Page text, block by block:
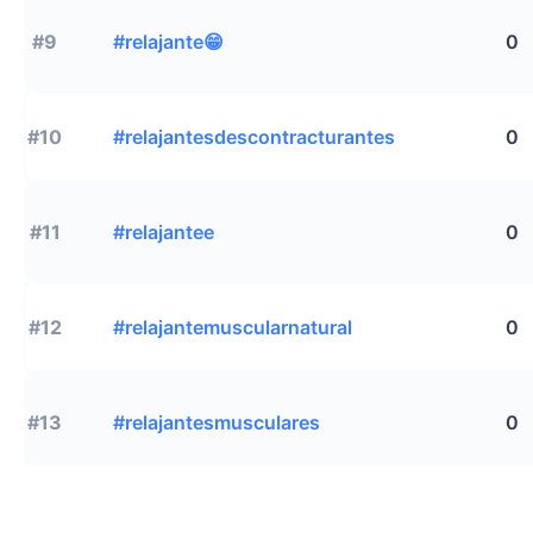
#9 #relajante😁 0
#10 #relajantesdescontracturantes 0
#11 #relajantee 0
#12 #relajantemuscularnatural 0
#13 #relajantesmusculares 0